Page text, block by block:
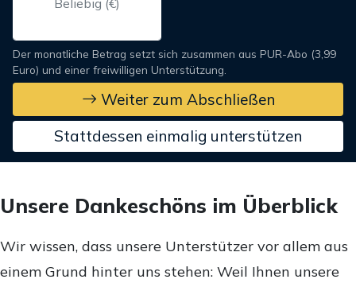
Der monatliche Betrag setzt sich zusammen aus PUR-Abo (3,99
Euro) und einer freiwilligen Unterstützung.
Weiter zum Abschließen
Stattdessen einmalig unterstützen
Unsere Dankeschöns im Überblick
Wir wissen, dass unsere Unterstützer vor allem aus
einem Grund hinter uns stehen: Weil Ihnen unsere